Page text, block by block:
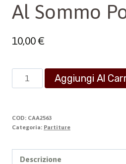
Al Sommo
10,00€
Sommo
quantità
Aggiungi Al
COD: CAA2563
Categoria: Partiture
Descrizione